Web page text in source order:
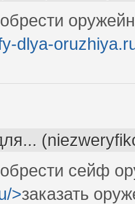
dlya-
сейф
>заказать